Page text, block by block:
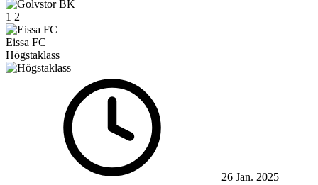
1 2
Eissa FC
Högstaklass
26 Jan. 2025